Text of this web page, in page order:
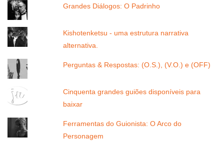
Grandes Diálogos: O Padrinho
Kishotenketsu - uma estrutura narrativa
alternativa.
Perguntas & Respostas: (O.S.), (V.O.) e (OFF)
Cinquenta grandes guiões disponíveis para
baixar
Ferramentas do Guionista: O Arco do
Personagem